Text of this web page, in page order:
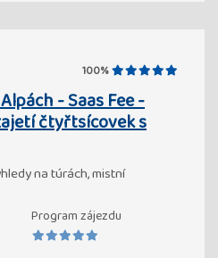
100%
- Saas Fee -
čtyřtsícovek s
na túrách, mistní
Program zájezdu